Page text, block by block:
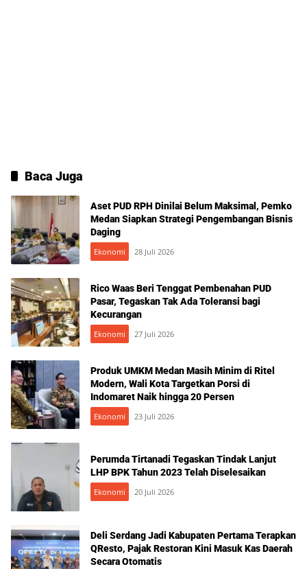
Baca Juga
Aset PUD RPH Dinilai Belum Maksimal, Pemko
Medan Siapkan Strategi Pengembangan Bisnis
Daging
Ekonomi 28 Juli 2026
Rico Waas Beri Tenggat Pembenahan PUD
Pasar, Tegaskan Tak Ada Toleransi bagi
Kecurangan
Ekonomi 27 Juli 2026
Produk UMKM Medan Masih Minim di Ritel
Modern, Wali Kota Targetkan Porsi di
Indomaret Naik hingga 20 Persen
Ekonomi 23 Juli 2026
Perumda Tirtanadi Tegaskan Tindak Lanjut
LHP BPK Tahun 2023 Telah Diselesaikan
Ekonomi 20 Juli 2026
Deli Serdang Jadi Kabupaten Pertama Terapkan
QResto, Pajak Restoran Kini Masuk Kas Daerah
Secara Otomatis